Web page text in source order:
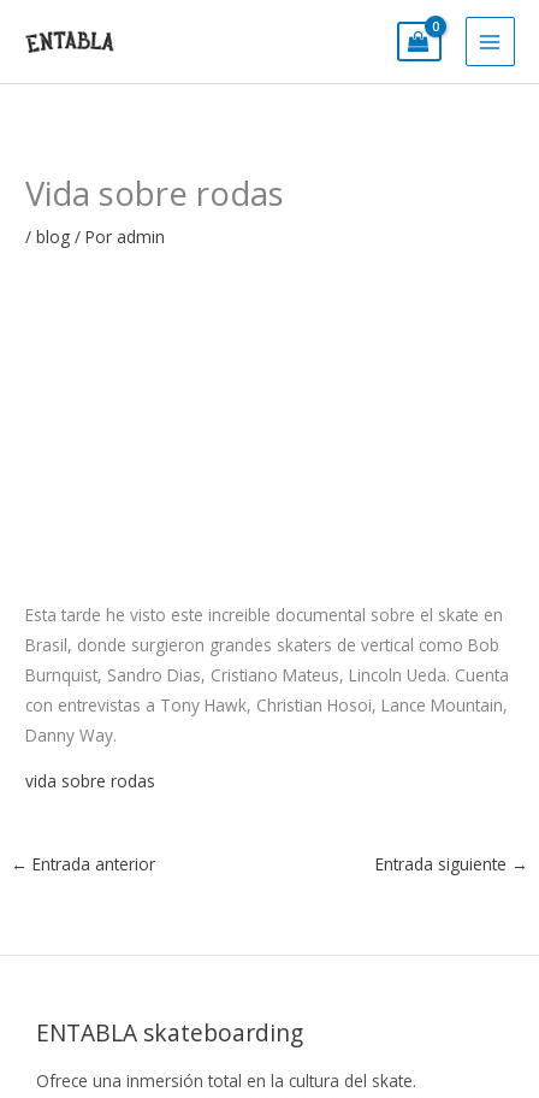
Vida sobre rodas
/blog / Por admin
Esta tarde he visto este increible documental sobre el skate en
Brasil, donde surgieron grandes skaters de vertical como Bob
Burnquist, Sandro Dias, Cristiano Mateus, Lincoln Ueda. Cuenta
con entrevistas a Tony Hawk, Christian Hosoi, Lance Mountain,
Danny Way.
vida sobre rodas
← Entrada anterior Entrada siguiente →
ENTABLA skateboarding
Ofrece una inmersión total en la cultura del skate.